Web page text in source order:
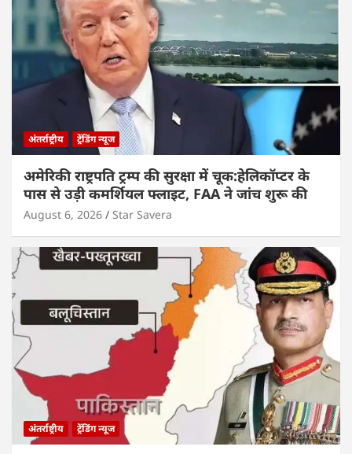
अंतर्राष्ट्रीय ट्रेंडिंग न्यूज
अमेरिकी राष्ट्रपति ट्रम्प की सुरक्षा में चूक:हेलिकॉप्टर के
पास से उड़ी कमर्शियल फ्लाइट, FAA ने जांच शुरू की
August 6, 2026 Star Savera
अंतर्राष्ट्रीय ट्रेंडिंग न्यूज